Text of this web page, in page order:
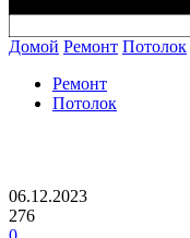
Домой Ремонт Потолок
Ремонт
Потолок
06.12.2023
276